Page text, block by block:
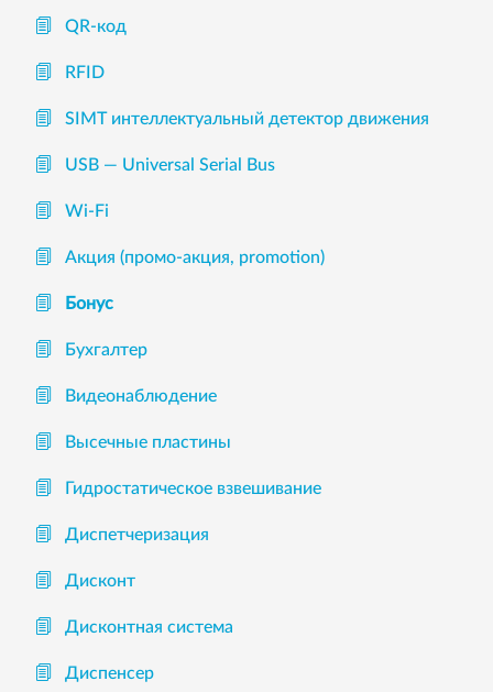
QR-код
RFID
SIMT интеллектуальный детектор движения
USB — Universal Serial Bus
Wi-Fi
Акция (промо-акция, promotion)
Бонус
Бухгалтер
Видеонаблюдение
Высечные пластины
Гидростатическое взвешивание
Диспетчеризация
Дисконт
Дисконтная система
Диспенсер